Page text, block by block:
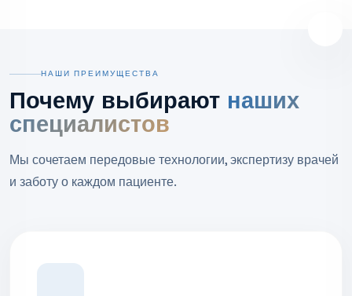
НАШИ ПРЕИМУЩЕСТВА
Почему выбирают наших
специалистов
Мы сочетаем передовые технологии, экспертизу врачей
и заботу о каждом пациенте.